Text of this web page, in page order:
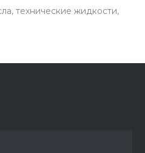
технические жидкости,